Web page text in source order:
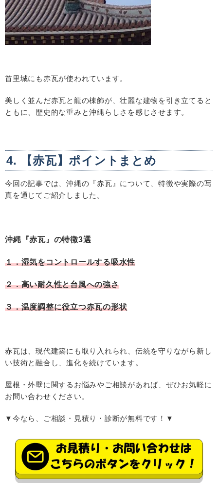
首里城にも赤瓦が使われています。
美しく並んだ赤瓦と龍の棟飾が、壮麗な建物を引き立てると
ともに、歴史的な重みと沖縄らしさを感じさせます。
4. 【赤瓦】ポイントまとめ
今回の記事では、沖縄の『赤瓦』について、特徴や実際の写
真を通じてご紹介しました。
沖縄『赤瓦』の特徴3選
１．湿気をコントロールする吸水性
２．高い耐久性と台風への強さ
３．温度調整に役立つ赤瓦の形状
赤瓦は、現代建築にも取り入れられ、伝統を守りながら新し
い技術と融合し、進化を続けています。
屋根・外壁に関するお悩みやご相談があれば、ぜひお気軽に
お問い合わせください。
▼今なら、ご相談・見積り・診断が無料です！▼